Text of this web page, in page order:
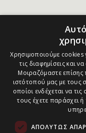
Χρησιμοποιούμε cookies
τις διαφημίσεις και
Μοιραζόμαστε επίσης
ιστότοπού μας με τους
οποίοι ενδέχεται να
τους έχετε παράσχει
ΑΠΟΛΎΤΩΣ